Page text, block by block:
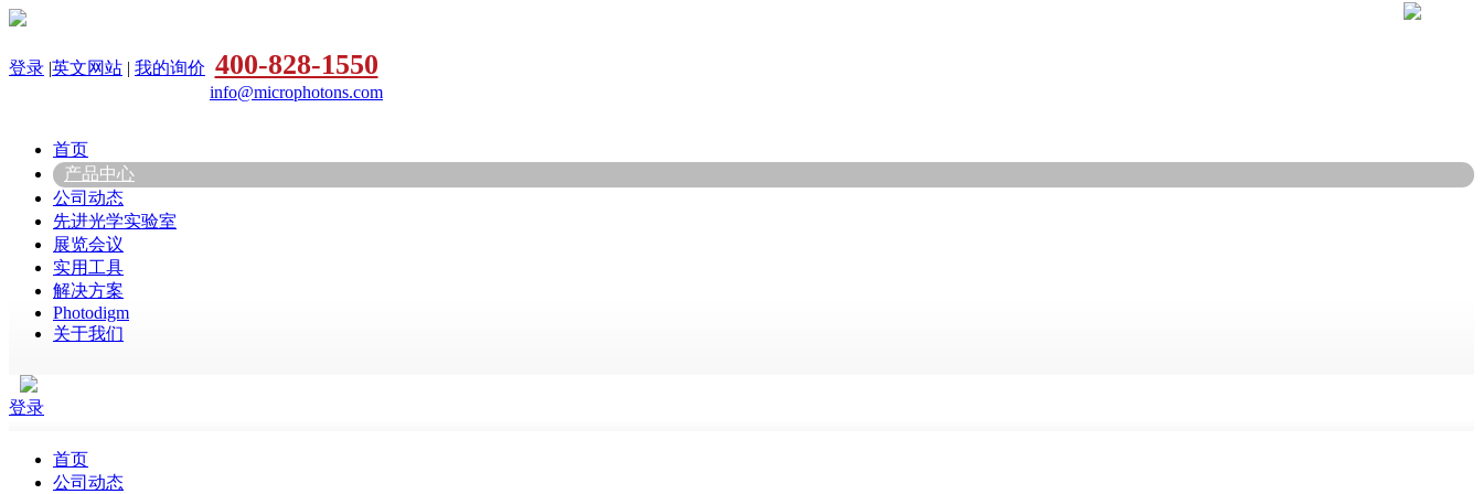
登录 |英文网站 | 我的询价 400-828-1550
info@microphotons.com
首页
产品中心
公司动态
先进光学实验室
展览会议
实用工具
解决方案
Photodigm
关于我们
登录
首页
公司动态